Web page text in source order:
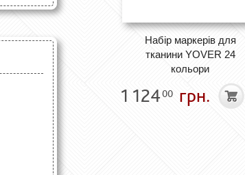
Набір маркерів для
тканини YOVER 24
кольори
1 12400 грн.